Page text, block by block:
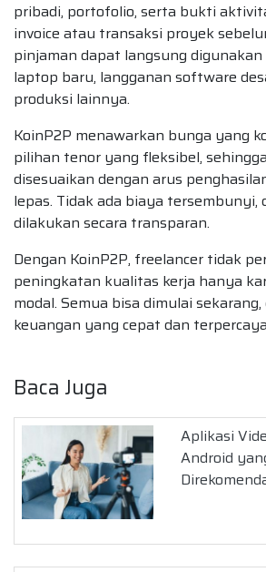
pribadi, portofolio, serta bukti
invoice atau transaksi proyek
pinjaman dapat langsung
laptop baru, langganan software
produksi lainnya.
KoinP2P menawarkan bunga yang
pilihan tenor yang fleksibel,
disesuaikan dengan arus
lepas. Tidak ada biaya tersembunyi,
dilakukan secara transparan.
Dengan KoinP2P, freelancer tidak
peningkatan kualitas kerja hanya
modal. Semua bisa dimulai
keuangan yang cepat dan
Baca Juga
Aplikasi
Android